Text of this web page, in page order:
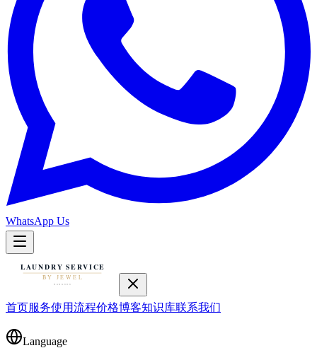
WhatsApp Us
首页服务使用流程价格博客知识库联系我们
Language